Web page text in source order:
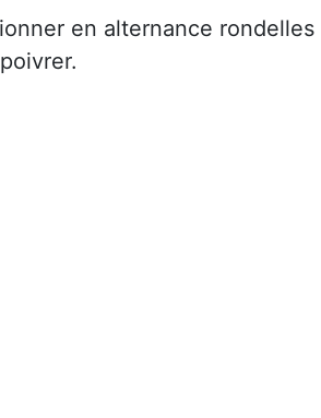
en alternance